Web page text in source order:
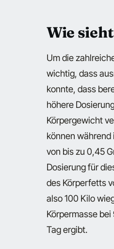
Wie
Um die
wichtig, dass
konnte, dass
höhere
Körpergewicht
können während
von bis zu 0,45
Dosierung für
des Körperfetts
also 100 Kilo
Körpermasse
Tag ergibt.